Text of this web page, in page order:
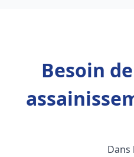
Besoin
Dans